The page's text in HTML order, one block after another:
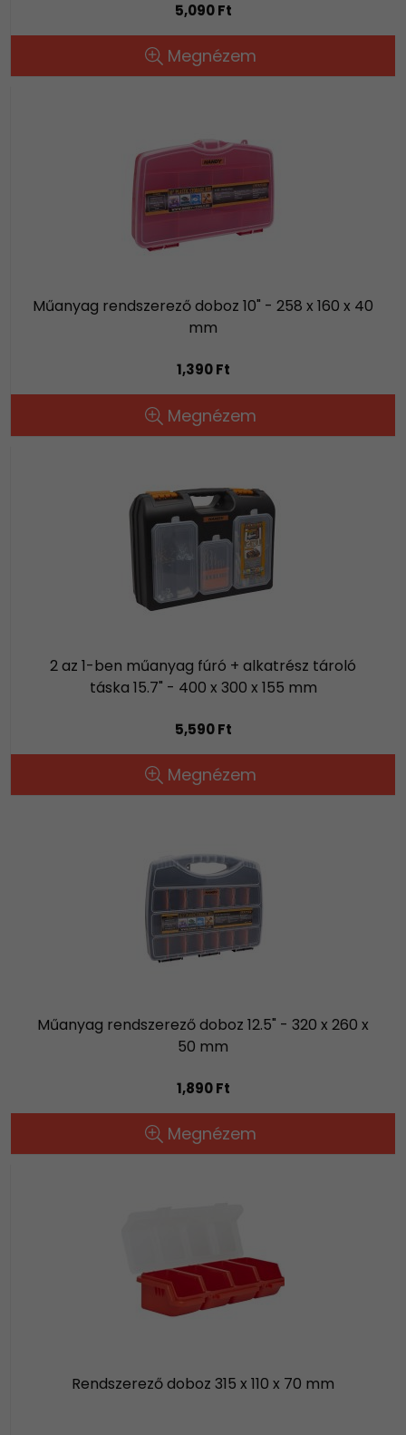
5,090 Ft
Megnézem
Műanyag rendszerező doboz 10" - 258 x 160 x 40
mm
1,390 Ft
Megnézem
2 az 1-ben műanyag fúró + alkatrész tároló
táska 15.7" - 400 x 300 x 155 mm
5,590 Ft
Megnézem
Műanyag rendszerező doboz 12.5" - 320 x 260 x
50 mm
1,890 Ft
Megnézem
Rendszerező doboz 315 x 110 x 70 mm